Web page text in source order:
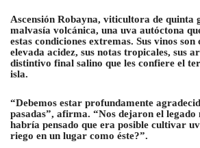
Ascensión Robayna, viticultora de quinta
malvasía volcánica, una uva autóctona
estas condiciones extremas. Sus vinos son
elevada acidez, sus notas tropicales, sus
distintivo final salino que les confiere el
isla.
“Debemos estar profundamente
pasadas”, afirma. “Nos dejaron el legado
habría pensado que era posible cultivar
riego en un lugar como éste?”.